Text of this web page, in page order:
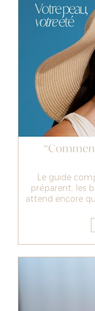
Le guide
préparent, les
attend encore